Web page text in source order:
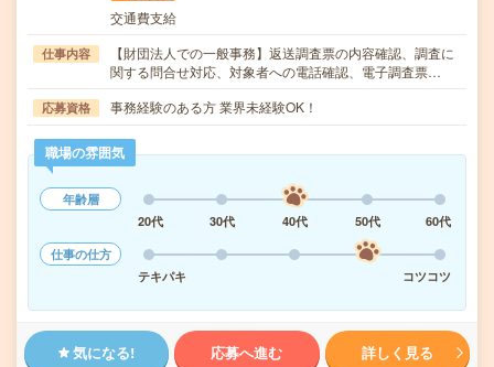
交通費支給
仕事内容
【財団法人での一般事務】返送調査票の内容確認、調査に
関する問合せ対応、対象者への電話確認、電子調査票…
応募資格 事務経験のある方 業界未経験OK！
職場の雰囲気
年齢層
20代
30代 40代 50代
60代
仕事の仕方
テキパキ
コツコツ
気になる! 応募へ進む 詳しく見る